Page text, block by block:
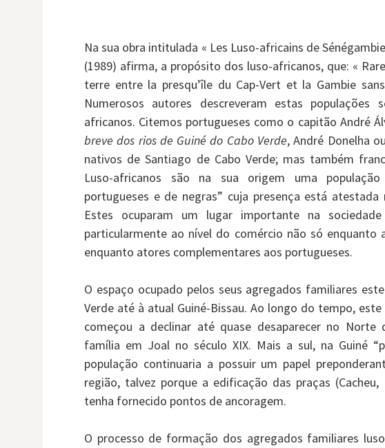
Na sua obra intitulada « Les Luso-africains de
(1989) afirma, a propósito dos luso-africanos, que: «
terre entre la presqu’île du Cap-Vert et la Gambie
Numerosos autores descreveram estas
africanos. Citemos portugueses como o capitão André
breve dos rios de Guiné do Cabo Verde, André Donelha
nativos de Santiago de Cabo Verde; mas também
Luso-africanos são na sua origem uma
portugueses e de negras” cuja presença está atestada
Estes ocuparam um lugar importante na
particularmente ao nível do comércio não só enquanto
enquanto atores complementares aos portugueses.
O espaço ocupado pelos seus agregados familiares
Verde até à atual Guiné-Bissau. Ao longo do tempo,
começou a declinar até quase desaparecer no Norte
família em Joal no século XIX. Mais a sul, na Guiné
população continuaria a possuir um papel
região, talvez porque a edificação das praças (Cacheu,
tenha fornecido pontos de ancoragem.
O processo de formação dos agregados familiares